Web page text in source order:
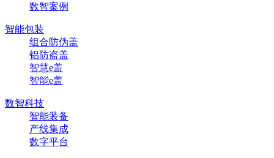
数智案例
智能包装
组合防伪盖
铝防盗盖
智慧e盖
智能e盖
数智科技
智能装备
产线集成
数字平台